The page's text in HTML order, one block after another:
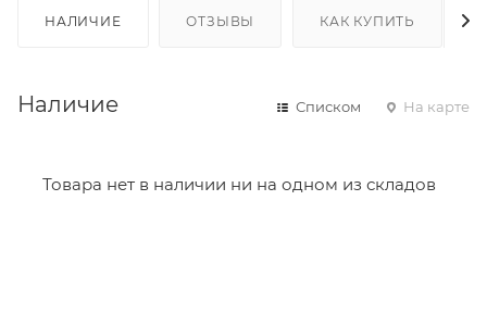
НАЛИЧИЕ ОТЗЫВЫ КАК КУПИТЬ
Наличие Списком На карте
Товара нет в наличии ни на одном из складов